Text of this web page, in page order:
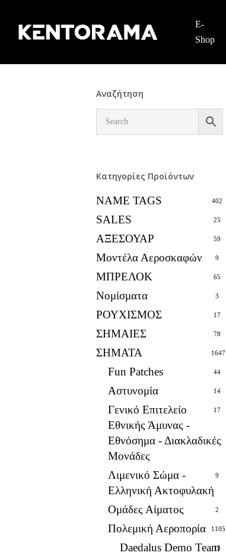
main
E-
Shop
Αναζήτηση
Κατηγορίες Προϊόντων
NAME TAGS 402
SALES 25
ΑΞΕΣΟΥΑΡ 59
Μοντέλα Αεροσκαφών 9
ΜΠΡΕΛΟΚ 65
Νομίσματα 3
ΡΟΥΧΙΣΜΟΣ 17
ΣΗΜΑΙΕΣ 78
ΣΗΜΑΤΑ 1647
Fun Patches 44
Αστυνομία 14
Γενικό Επιτελείο
Εθνικής Άμυνας -
Εθνόσημα - Διακλαδικές
Μονάδες
17
Λιμενικό Σώμα -
Ελληνική Ακτοφυλακή
9
Ομάδες Αίματος 2
Πολεμική Αεροπορία 1105
Daedalus Demo Team
13